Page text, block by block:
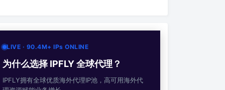
LIVE · 90.4M+ IPs ONLINE
为什么选择 IPFLY 全球代理？
IPFLY拥有全球优质海外代理IP池，高可用海外代